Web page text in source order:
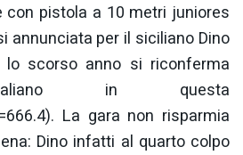
con pistola a 10 metri juniores
annunciata per il siciliano Dino
lo scorso anno si riconferma
in questa
La gara non risparmia
Dino infatti al quarto colpo